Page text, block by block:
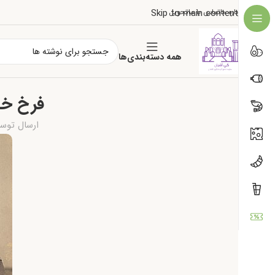
Skip to main content
درباره ماتماس با ماتحویل
همه دسته‌بندی‌ها
فرخ
ارسال